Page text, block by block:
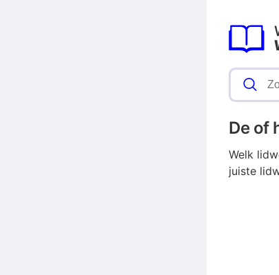
De of
Welk
juiste